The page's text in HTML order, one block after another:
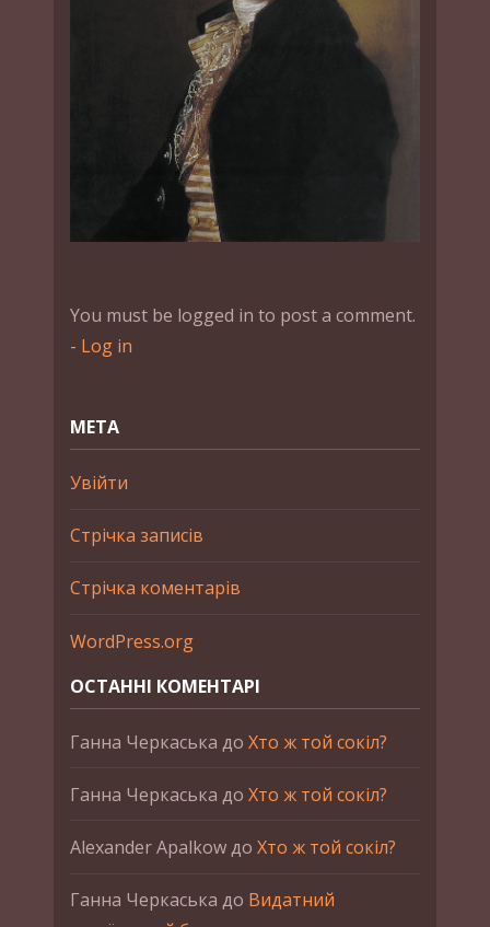
You must be logged in to post a comment.
- Log in
МЕТА
Увійти
Стрічка записів
Стрічка коментарів
WordPress.org
ОСТАННІ КОМЕНТАРІ
Ганна Черкаська до Хто ж той сокіл?
Ганна Черкаська до Хто ж той сокіл?
Alexander Apalkowдо Хто ж той сокіл?
Ганна Черкаська до Видатний